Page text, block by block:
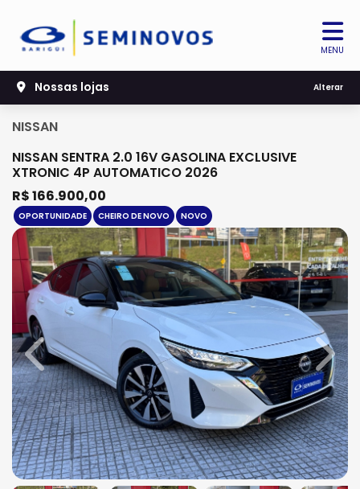
MENU
Nossas lojas Alterar
NISSAN
NISSAN SENTRA 2.0 16V GASOLINA EXCLUSIVE
XTRONIC 4P AUTOMATICO 2026
R$ 166.900,00
OPORTUNIDADE CHEIRO DE NOVO NOVO
Previous Next